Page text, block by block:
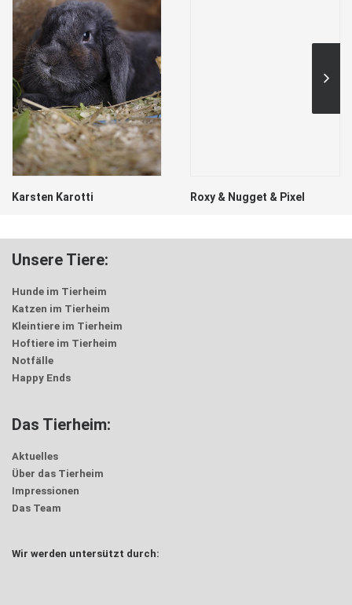
Karsten Karotti Roxy & Nugget & Pixel
Unsere Tiere:
Hunde im Tierheim
Katzen im Tierheim
Kleintiere im Tierheim
Hoftiere im Tierheim
Notfälle
Happy Ends
Das Tierheim:
Aktuelles
Über das Tierheim
Impressionen
Das Team
Wir werden untersützt durch: